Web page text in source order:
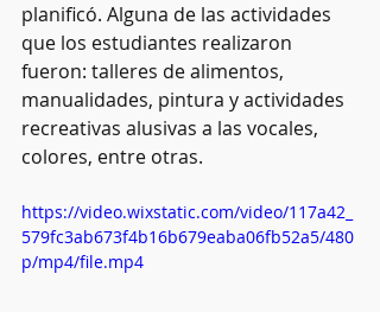
planificó. Alguna de las actividades
que los estudiantes realizaron
fueron: talleres de alimentos,
manualidades, pintura y actividades
recreativas alusivas a las vocales,
colores, entre otras.
https://video.wixstatic.com/video/117a42_
579fc3ab673f4b16b679eaba06fb52a5/480
p/mp4/file.mp4